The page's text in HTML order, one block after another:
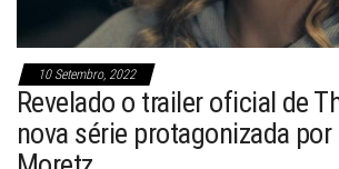
10 Setembro, 2022
Revelado o trailer oficial de
nova série protagonizada por